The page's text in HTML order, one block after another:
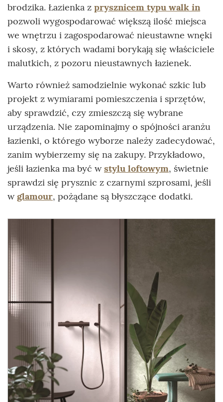
brodzika. Łazienka z prysznicem typu walk in
pozwoli wygospodarować większą ilość miejsca
we wnętrzu i zagospodarować nieustawne wnęki
i skosy, z których wadami borykają się właściciele
malutkich, z pozoru nieustawnych łazienek.
Warto również samodzielnie wykonać szkic lub
projekt z wymiarami pomieszczenia i sprzętów,
aby sprawdzić, czy zmieszczą się wybrane
urządzenia. Nie zapominajmy o spójności aranżu
łazienki, o którego wyborze należy zadecydować,
zanim wybierzemy się na zakupy. Przykładowo,
jeśli łazienka ma być wstylu loftowym, świetnie
sprawdzi się prysznic z czarnymi szprosami, jeśli
w glamour, pożądane są błyszczące dodatki.